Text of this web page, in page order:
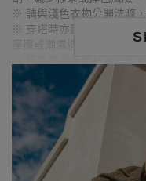
※ 請與淺色衣物分開洗滌
※ 穿搭時亦建議避免與淺
摩擦或潮濕造成染色的可能
設定差異略有不同，請以